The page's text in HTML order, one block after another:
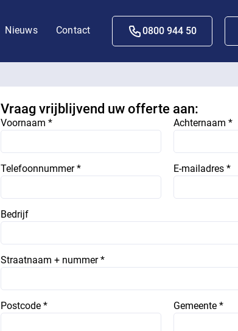
Nieuws Contact 0800 944 50
Vraag vrijblijvend uw offerte aan:
Voornaam * Achternaam *
Telefoonnummer * E-mailadres *
Bedrijf
Straatnaam + nummer *
Postcode * Gemeente *